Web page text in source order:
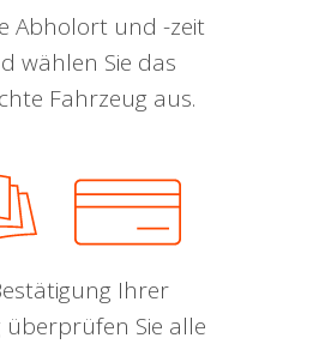
Abholort und -zeit
wählen Sie das
Fahrzeug aus.
Ihrer
überprüfen Sie alle